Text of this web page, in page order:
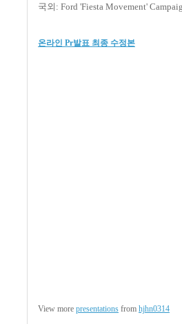
국외: Ford 'Fiesta Movement'
온라인 Pr발표 최종 수정본
View more presentations from hjhn0314